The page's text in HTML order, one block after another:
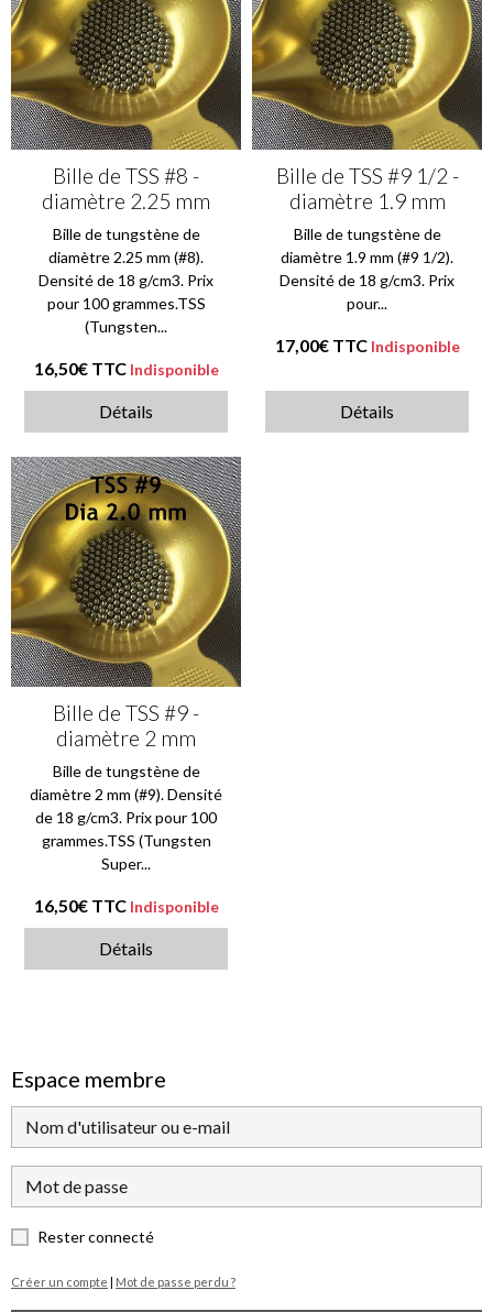
Bille de TSS #8 -
diamètre 2.25 mm
Bille de tungstène de
diamètre 2.25 mm (#8).
Densité de 18 g/cm3. Prix
pour 100 grammes.TSS
(Tungsten...
16,50€ TTC Indisponible
Détails
Bille de TSS #9 1/2 -
diamètre 1.9 mm
Bille de tungstène de
diamètre 1.9 mm (#9 1/2).
Densité de 18 g/cm3. Prix
pour...
17,00€ TTC Indisponible
Détails
Bille de TSS #9 -
diamètre 2 mm
Bille de tungstène de
diamètre 2 mm (#9). Densité
de 18 g/cm3. Prix pour 100
grammes.TSS (Tungsten
Super...
16,50€ TTC Indisponible
Détails
Espace membre
Rester connecté
Créer un compte Mot de passe perdu ?